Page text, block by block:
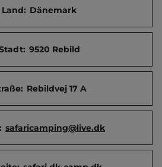
Land: Dänemark
9520 Rebild
Rebildvej 17 A
safaricamping@live.dk